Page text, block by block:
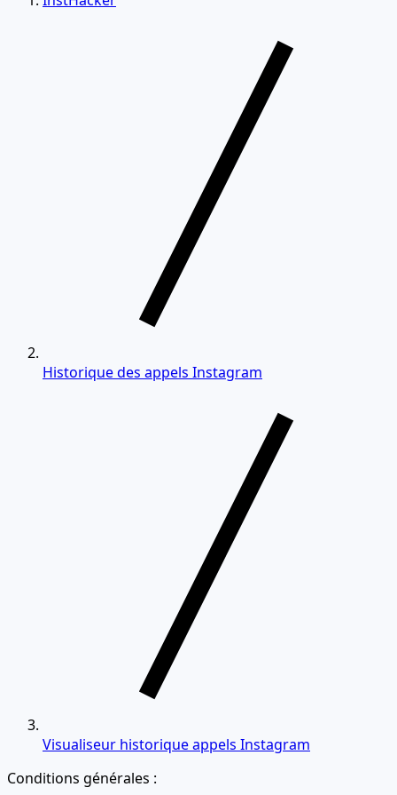
Historique des appels Instagram
Visualiseur historique appels Instagram
Conditions générales :